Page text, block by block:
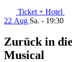
Ticket + Hotel
22 Aug Sa. - 19:30
Zurück in
Musical